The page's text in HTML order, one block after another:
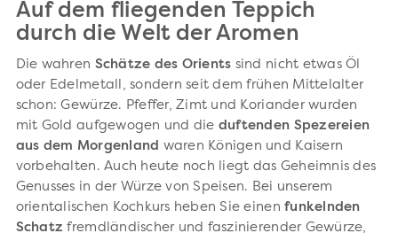
Auf dem fliegenden Teppich
durch die Welt der Aromen
Die wahren Schätze des Orients sind nicht etwas Öl
oder Edelmetall, sondern seit dem frühen Mittelalter
schon: Gewürze. Pfeffer, Zimt und Koriander wurden
mit Gold aufgewogen und die duftenden Spezereien
aus dem Morgenland waren Königen und Kaisern
vorbehalten. Auch heute noch liegt das Geheimnis des
Genusses in der Würze von Speisen. Bei unserem
orientalischen Kochkurs heben Sie einenfunkelnden
Schatz fremdländischer und faszinierender Gewürze,